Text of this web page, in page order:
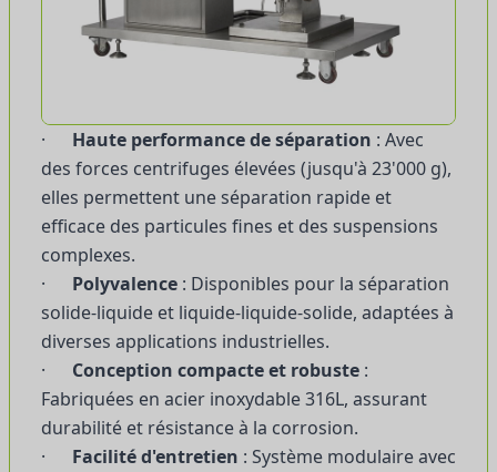
· Haute performance de séparation : Avec
des forces centrifuges élevées (jusqu'à 23'000 g),
elles permettent une séparation rapide et
efficace des particules fines et des suspensions
complexes.
· Polyvalence : Disponibles pour la séparation
solide-liquide et liquide-liquide-solide, adaptées à
diverses applications industrielles.
· Conception compacte et robuste :
Fabriquées en acier inoxydable 316L, assurant
durabilité et résistance à la corrosion.
· Facilité d'entretien : Système modulaire avec